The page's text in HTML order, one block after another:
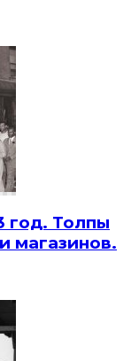
год. Толпы
магазинов.